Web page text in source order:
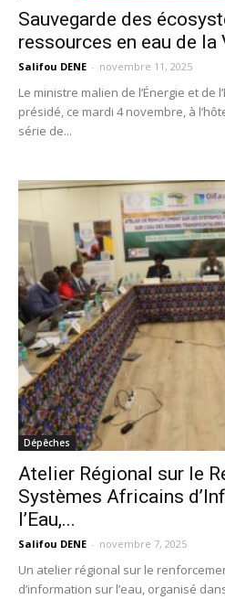
Sauvegarde des
ressources en eau de la
Salifou DENE - novembre 11, 2025
Le ministre malien de l’Énergie et de
présidé, ce mardi 4 novembre, à
série de...
Dépêches
Atelier Régional sur le
Systèmes Africains
l’Eau,...
Salifou DENE - novembre 7, 2025
Un atelier régional sur le
d’information sur l’eau, organisé